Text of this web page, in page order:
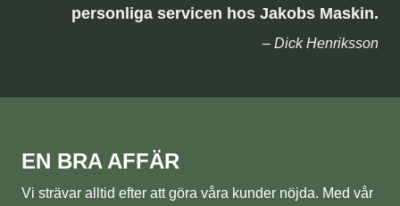
personliga servicen hos Jakobs Maskin.
– Dick Henriksson
EN BRA AFFÄR
Vi strävar alltid efter att göra våra kunder nöjda. Med vår